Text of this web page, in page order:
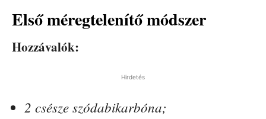
Első méregtelenítő módszer
Hozzávalók:
Hirdetés
2 csésze szódabikarbóna;